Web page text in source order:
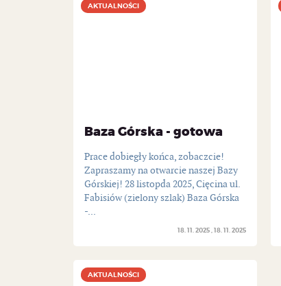
Baza Górska - gotowa
AKTUALNOŚCI
18. 11. 2025 18. 11. 2025
Prace dobiegły końca, zobaczcie!
Zapraszamy na otwarcie naszej Bazy
Górskiej! 28 listopda 2025, Cięcina ul.
Fabisiów (zielony szlak) Baza Górska
-...
AKTUALNOŚCI
AKTUALNOŚCI
AKTUALNOŚCI